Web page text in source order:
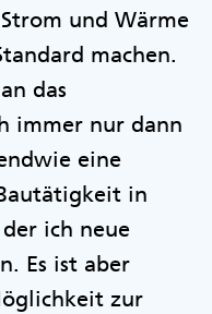
und Wärme
machen.
das
immer nur dann
eine
in
ich neue
Es ist aber
zur